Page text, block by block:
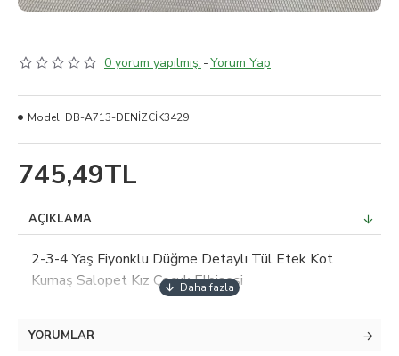
0 yorum yapılmış. -Yorum Yap
745,49TL
Model: DB-A713-DENİZCİK3429
AÇIKLAMA
2-3-4 Yaş Fiyonklu Düğme Detaylı Tül Etek Kot
Kumaş Salopet Kız Çocuk Elbisesi
YORUMLAR